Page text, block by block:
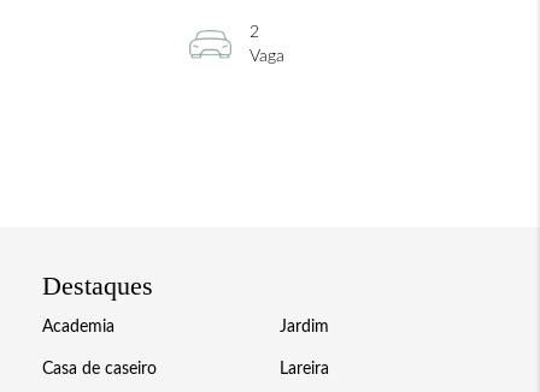
2
Vaga
Destaques
Academia
Casa de caseiro
Jardim
Lareira